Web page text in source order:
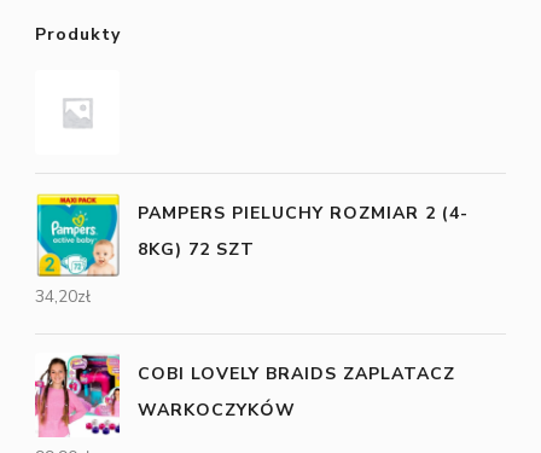
Produkty
PAMPERS PIELUCHY ROZMIAR 2 (4-
8KG) 72 SZT
34,20zł
COBI LOVELY BRAIDS ZAPLATACZ
WARKOCZYKÓW